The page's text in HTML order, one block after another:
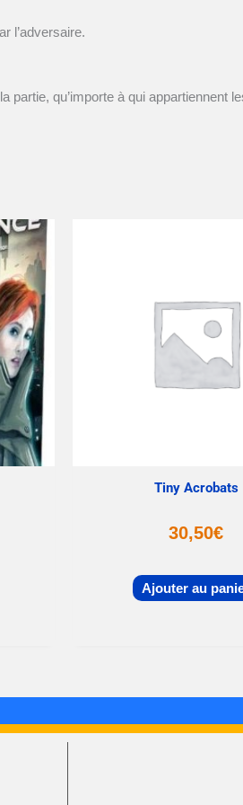
l’adversaire.
qu’importe à qui appartiennent
Tiny Acrobats
30,50€
Ajouter au